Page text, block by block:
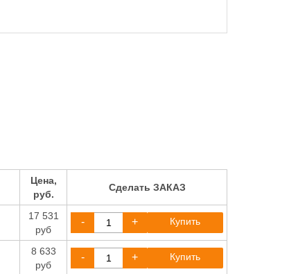
Цена,
руб.
Сделать ЗАКАЗ
17 531
руб
- + Купить
8 633
руб
- + Купить